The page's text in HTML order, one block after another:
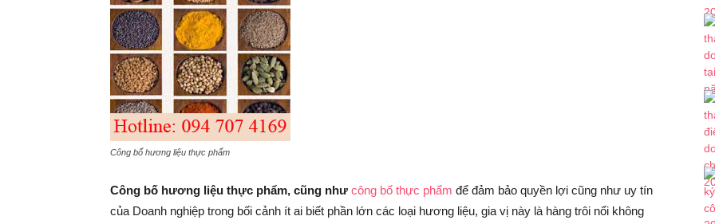
Công bố hương liệu thực phẩm
Công bố hương liệu thực phẩm, cũng như công bố thực phẩm để đảm bảo quyền lợi cũng như uy tín
của Doanh nghiệp trong bối cảnh ít ai biết phần lớn các loại hương liệu, gia vị này là hàng trôi nổi không